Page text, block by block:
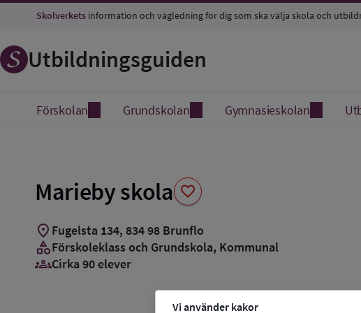
Vi använder kakor
Skolverkets information och vägledning för dig som ska välja skola och
Utbildningsguiden
Förskolan Grundskolan Gymnasieskolan
Marieby skola favorite
Spara
location_on Fugelsta 134, 83498 Brunflo
categoryFörskoleklass och Grundskola, Kommunal
groups_3Cirka 90 elever